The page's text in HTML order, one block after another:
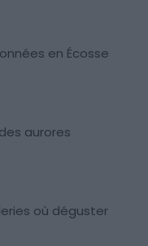
en Écosse
aurores
où déguster